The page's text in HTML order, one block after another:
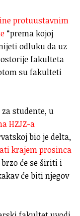
protuustavnim
“prema kojoj
odluku da uz
fakulteta
su fakulteti
studente, u
HZJZ-a
bio je delta,
krajem prosinca
će se širiti i
će biti njegov